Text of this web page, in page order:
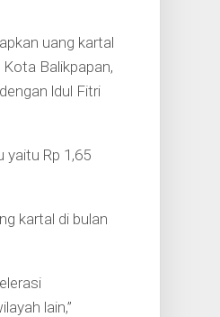
uang kartal
Balikpapan,
ldul Fitri
yaitu Rp 1,65
kartal di bulan
lain,”